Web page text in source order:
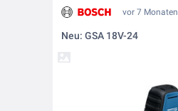
vor 7 Monaten
Neu: GSA 18V-24